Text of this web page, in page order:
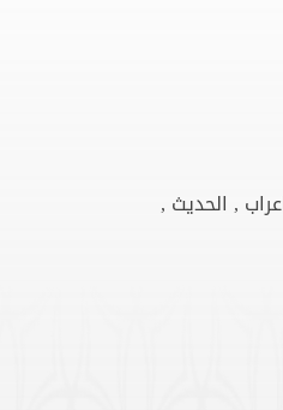
, الحديث ,